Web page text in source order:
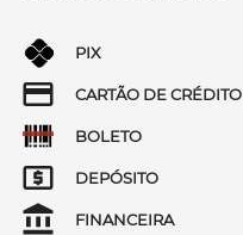
PIX
CARTÃO DE CRÉDITO
BOLETO
DEPÓSITO
FINANCEIRA